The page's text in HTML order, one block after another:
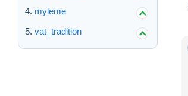
myleme
vat_tradition